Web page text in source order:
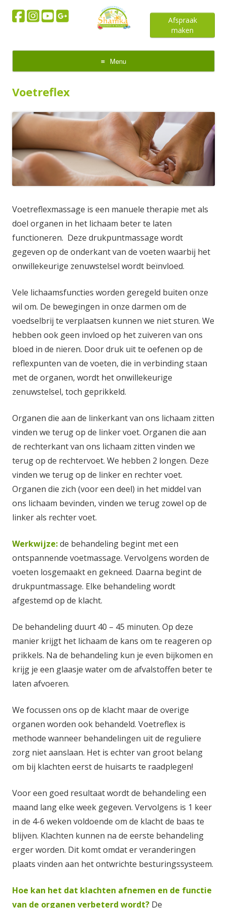
Afspraak
maken
Menu
Skip
content
Voetreflex
Voetreflexmassage is een manuele therapie met als
doel organen in het lichaam beter te laten
functioneren. Deze drukpuntmassage wordt
gegeven op de onderkant van de voeten waarbij het
onwillekeurige zenuwstelsel wordt beïnvloed.
Vele lichaamsfuncties worden geregeld buiten onze
wil om. De bewegingen in onze darmen om de
voedselbrij te verplaatsen kunnen we niet sturen. We
hebben ook geen invloed op het zuiveren van ons
bloed in de nieren. Door druk uit te oefenen op de
reflexpunten van de voeten, die in verbinding staan
met de organen, wordt het onwillekeurige
zenuwstelsel, toch geprikkeld.
Organen die aan de linkerkant van ons lichaam zitten
vinden we terug op de linker voet. Organen die aan
de rechterkant van ons lichaam zitten vinden we
terug op de rechtervoet. We hebben 2 longen. Deze
vinden we terug op de linker en rechter voet.
Organen die zich (voor een deel) in het middel van
ons lichaam bevinden, vinden we terug zowel op de
linker als rechter voet.
Werkwijze:de behandeling begint met een
ontspannende voetmassage. Vervolgens worden de
voeten losgemaakt en gekneed. Daarna begint de
drukpuntmassage. Elke behandeling wordt
afgestemd op de klacht.
De behandeling duurt 40 – 45 minuten. Op deze
manier krijgt het lichaam de kans om te reageren op
prikkels. Na de behandeling kun je even bijkomen en
krijg je een glaasje water om de afvalstoffen beter te
laten afvoeren.
We focussen ons op de klacht maar de overige
organen worden ook behandeld. Voetreflex is
methode wanneer behandelingen uit de reguliere
zorg niet aanslaan. Het is echter van groot belang
om bij klachten eerst de huisarts te raadplegen!
Voor een goed resultaat wordt de behandeling een
maand lang elke week gegeven. Vervolgens is 1 keer
in de 4-6 weken voldoende om de klacht de baas te
blijven. Klachten kunnen na de eerste behandeling
erger worden. Dit komt omdat er veranderingen
plaats vinden aan het ontwrichte besturingssysteem.
Hoe kan het dat klachten afnemen en de functie
van de organen verbeterd wordt? De